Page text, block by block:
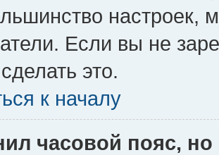
настроек,
Если вы не
это.
к началу
часовой пояс,